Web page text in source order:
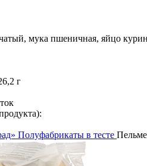
мука пшеничная, яйцо
г
Полуфабрикаты в тесте